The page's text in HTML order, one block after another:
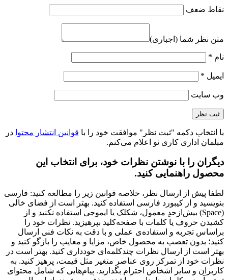
نقاط ضعف
متن نظر شما (اجباری)
نام *
ایمیل *
وب‌ سایت
با انتخاب دکمه "ثبت نظر" موافقت خود را با قوانین انتشار محتوا در
مبلمان اداری کاری نو اعلام می‌کنم.
دیگران را با نوشتن نظرات خود، برای انتخاب این
محصول راهنمایی کنید.
لطفا پیش از ارسال نظر، خلاصه قوانین زیر را مطالعه کنید: فارسی
بنویسید و از کیبورد فارسی استفاده کنید. بهتر است از فضای خالی
(Space) بیش‌از‌حدِ معمول، شکلک یا ایموجی استفاده نکنید و از
کشیدن حروف یا کلمات با صفحه‌کلید بپرهیزید. نظرات خود را
براساس تجربه و استفاده‌ی عملی و با دقت به نکات فنی ارسال
کنید؛ بدون تعصب به محصول خاص، مزایا و معایب را بازگو کنید و
بهتر است از ارسال نظرات چندکلمه‌‌ای خودداری کنید. بهتر است در
نظرات خود از تمرکز روی عناصر متغیر مثل قیمت، پرهیز کنید. به
کاربران و سایر اشخاص احترام بگذارید. پیام‌هایی که شامل محتوای